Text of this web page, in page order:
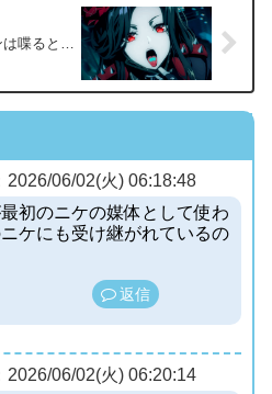
は喋ると…
2026/06/02(火) 06:18:48
初のニケの媒体として使わ
ケにも受け継がれているの
返信
2026/06/02(火) 06:20:14